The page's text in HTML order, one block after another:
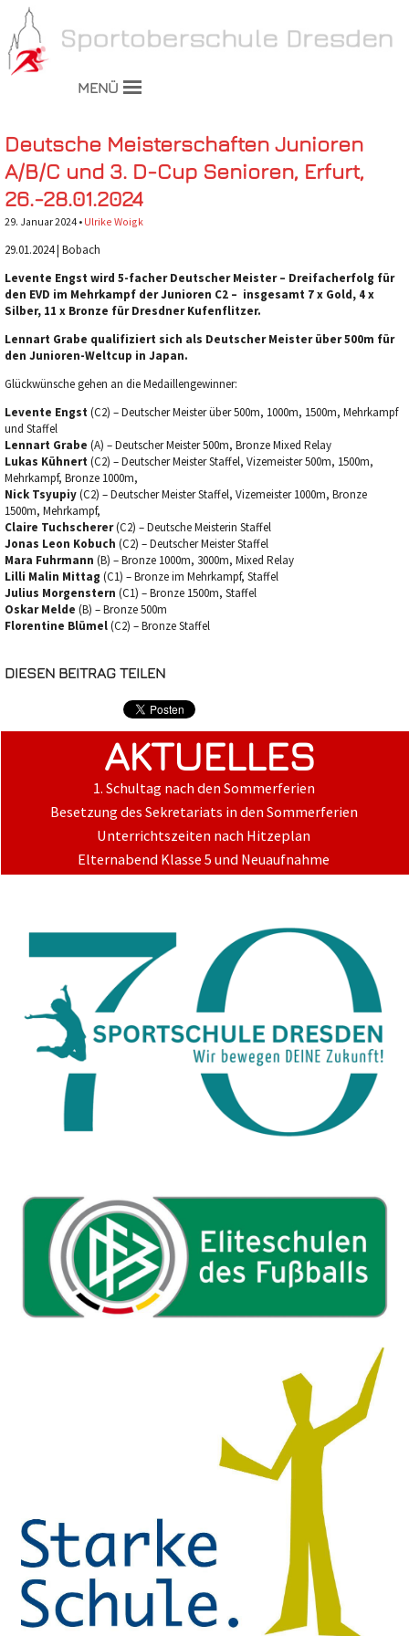
MENÜ
Deutsche Meisterschaften Junioren
A/B/C und 3. D-Cup Senioren, Erfurt,
26.-28.01.2024
29. Januar 2024 • Ulrike Woigk
29.01.2024 | Bobach
Levente Engst wird 5-facher Deutscher Meister – Dreifacherfolg für
den EVD im Mehrkampf der Junioren C2 – insgesamt 7 x Gold, 4 x
Silber, 11 x Bronze für Dresdner Kufenflitzer.
Lennart Grabe qualifiziert sich als Deutscher Meister über 500m für
den Junioren-Weltcup in Japan.
Glückwünsche gehen an die Medaillengewinner:
Levente Engst (C2) – Deutscher Meister über 500m, 1000m, 1500m, Mehrkampf
und Staffel
Lennart Grabe (A) – Deutscher Meister 500m, Bronze Mixed Relay
Lukas Kühnert (C2) – Deutscher Meister Staffel, Vizemeister 500m, 1500m,
Mehrkampf, Bronze 1000m,
Nick Tsyupiy(C2) – Deutscher Meister Staffel, Vizemeister 1000m, Bronze
1500m, Mehrkampf,
Claire Tuchscherer(C2) – Deutsche Meisterin Staffel
Jonas Leon Kobuch (C2) – Deutscher Meister Staffel
Mara Fuhrmann (B) – Bronze 1000m, 3000m, Mixed Relay
Lilli Malin Mittag (C1) – Bronze im Mehrkampf, Staffel
Julius Morgenstern (C1) – Bronze 1500m, Staffel
Oskar Melde (B) – Bronze 500m
Florentine Blümel(C2) – Bronze Staffel
DIESEN BEITRAG TEILEN
AKTUELLES
1. Schultag nach den Sommerferien
Besetzung des Sekretariats in den Sommerferien
Unterrichtszeiten nach Hitzeplan
Elternabend Klasse 5 und Neuaufnahme